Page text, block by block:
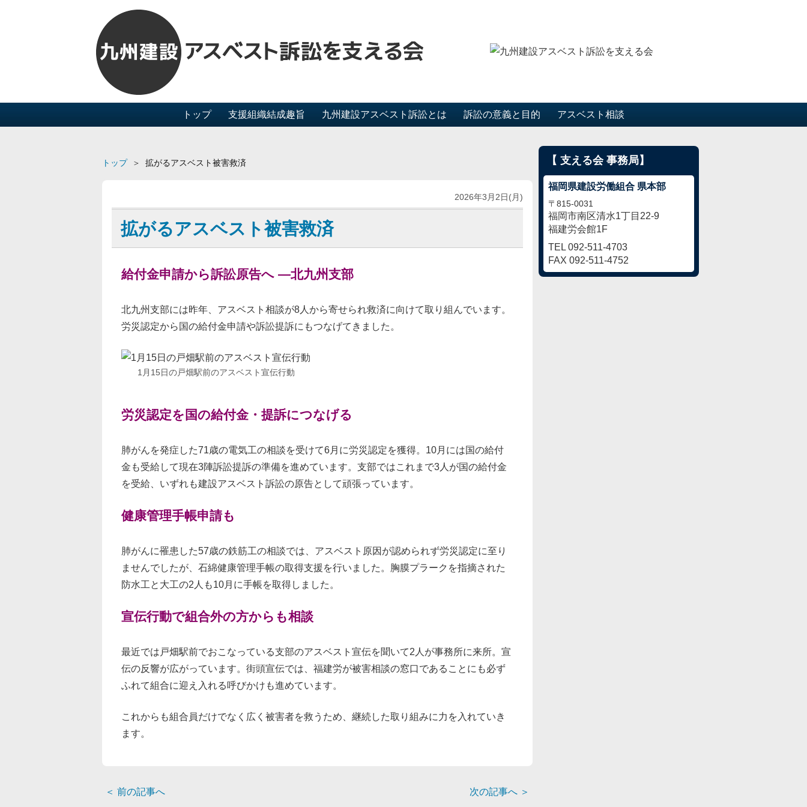
トップ 支援組織結成趣旨 九州建設アスベスト訴訟とは 訴訟の意義と目的 アスベスト相談
トップ 拡がるアスベスト被害救済
2026年3月2日(月)
拡がるアスベスト被害救済
給付金申請から訴訟原告へ ―北九州支部
北九州支部には昨年、アスベスト相談が8人から寄せられ救済に向けて取り組んでいます。
労災認定から国の給付金申請や訴訟提訴にもつなげてきました。
1月15日の戸畑駅前のアスベスト宣伝行動
労災認定を国の給付金・提訴につなげる
肺がんを発症した71歳の電気工の相談を受けて6月に労災認定を獲得。10月には国の給付
金も受給して現在3陣訴訟提訴の準備を進めています。支部ではこれまで3人が国の給付金
を受給、いずれも建設アスベスト訴訟の原告として頑張っています。
健康管理手帳申請も
肺がんに罹患した57歳の鉄筋工の相談では、アスベスト原因が認められず労災認定に至り
ませんでしたが、石綿健康管理手帳の取得支援を行いました。胸膜プラークを指摘された
防水工と大工の2人も10月に手帳を取得しました。
宣伝行動で組合外の方からも相談
最近では戸畑駅前でおこなっている支部のアスベスト宣伝を聞いて2人が事務所に来所。宣
伝の反響が広がっています。街頭宣伝では、福建労が被害相談の窓口であることにも必ず
ふれて組合に迎え入れる呼びかけも進めています。
これからも組合員だけでなく広く被害者を救うため、継続した取り組みに力を入れていき
ます。
＜ 前の記事へ 次の記事へ ＞
【 支える会 事務局】
福岡県建設労働組合 県本部
〒815-0031
福岡市南区清水1丁目22-9
福建労会館1F
TEL 092-511-4703
FAX 092-511-4752